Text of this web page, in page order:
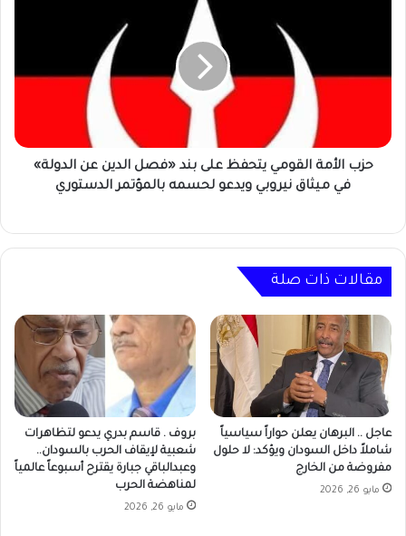
عن
الدولة»
بالمؤتمر
الدستوري
حزب الأمة القومي يتحفظ على بند «فصل الدين عن الدولة»
في ميثاق نيروبي ويدعو لحسمه بالمؤتمر الدستوري
مقالات ذات صلة
عاجل .. البرهان يعلن حواراً سياسياً
شاملاً داخل السودان ويؤكد: لا حلول
مفروضة من الخارج
مايو 26, 2026
بروف . قاسم بدري يدعو لتظاهرات
شعبية لإيقاف الحرب بالسودان..
وعبدالباقي جبارة يقترح أسبوعاً عالمياً
لمناهضة الحرب
مايو 26, 2026